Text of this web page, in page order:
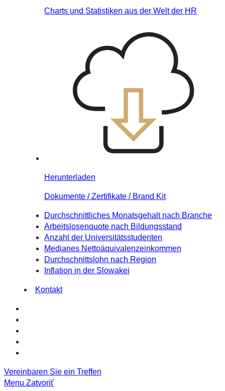
Charts und Statistiken aus der Welt der HR
Herunterladen
Dokumente / Zertifikate / Brand Kit
Durchschnittliches Monatsgehalt nach Branche
Arbeitslosenquote nach Bildungsstand
Anzahl der Universitätsstudenten
Medianes Nettoäquivalenzeinkommen
Durchschnittslohn nach Region
Inflation in der Slowakei
Kontakt
Vereinbaren Sie ein Treffen
Menu Zatvoriť